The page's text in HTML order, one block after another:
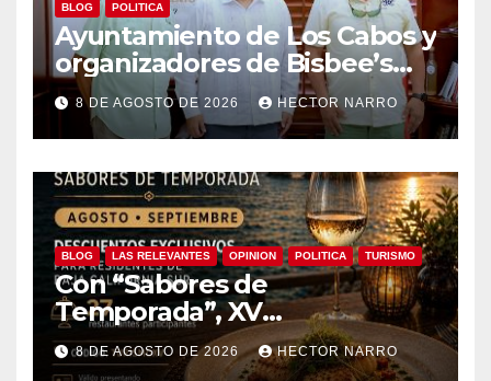
BLOG POLITICA
Ayuntamiento de Los Cabos y
organizadores de Bisbee’s
coordinan acciones para
edición 2026
8 DE AGOSTO DE 2026 HECTOR NARRO
BLOG LAS RELEVANTES OPINION POLITICA TURISMO
Con “Sabores de
Temporada”, XV
Ayuntamiento de Los Cabos y
Canirac impulsan consumo
8 DE AGOSTO DE 2026 HECTOR NARRO